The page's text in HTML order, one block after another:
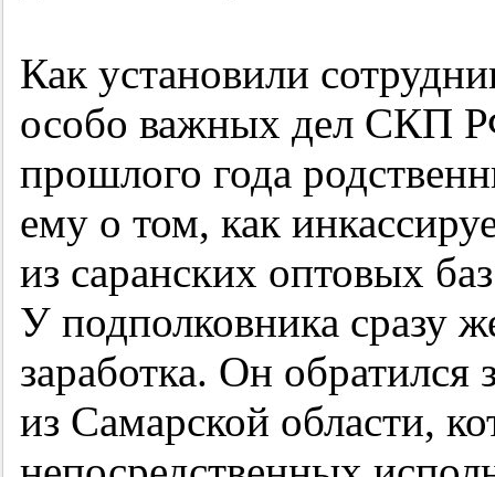
Как установили
особо важных дел СКП
прошлого года
ему о том, как
из саранских оптовых
У подполковника сразу
заработка. Он
из Самарской области,